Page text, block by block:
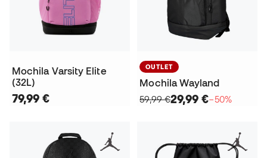
Mochila Varsity Elite
(32L)
79,99 €
OUTLET
Mochila Wayland
59,99 €29,99 €−50%